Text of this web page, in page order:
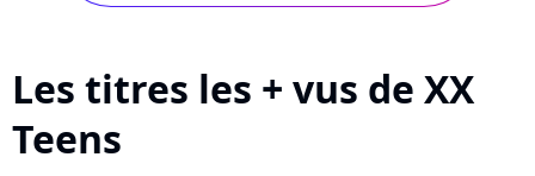
Les titres les + vus de XX
Teens